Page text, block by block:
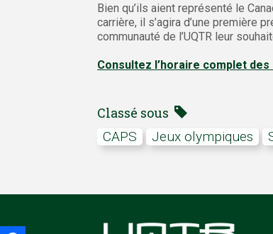
Bien qu’ils aient représenté le
carrière, il s’agira d’une première
communauté de l’UQTR leur
Consultez l’horaire complet
Classé sous
CAPS Jeux olympiques